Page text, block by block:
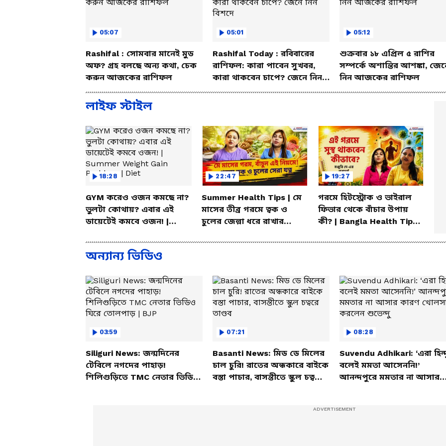
05:07
Rashifal : সোমবার মানেই মুড
অফ? গ্রহ বলছে অন্য কথা, চেক
করুন আজকের রাশিফল
05:01
Rashifal Today : রবিবারের
রাশিফল: কারা পাবেন সুখবর,
কারা থাকবেন চাপে? জেনে নিন
05:12
শুক্রবার ১৮ এপ্রিল ৫ রাশির
সম্পর্কে অশান্তির আশঙ্কা,
নিন আজকের রাশিফল
লাইফ স্টাইল
18:28
GYM করেও ওজন কমছে না?
ভুলটা কোথায়? এবার এই
ডায়েটেই কমবে ওজন! |
Problem | Diet
22:47
Summer Health Tips | মে
মাসের তীব্র গরমে ত্বক ও
চুলের জেল্লা ধরে রাখার
19:27
গরমে হিটস্ট্রোক ও ভাইরাল
ফিভার থেকে বাঁচার উপায়
কী? | Bangla Health Tips |
অন্যান্য ভিডিও
03:59
Siliguri News: জন্মদিনের
টেবিলে নগদের পাহাড়!
শিলিগুড়িতে TMC নেতার ভিডিও
07:21
Basanti News: মিড ডে মিলের
চাল চুরি! রাতের অন্ধকারে বাইকে
বস্তা পাচার, বাসন্তীতে স্কুল চত্বরে
08:28
Suvendu Adhikari: ‘এরা
বলেই মমতা আসেননি!’
আনন্দপুরে মমতার না আসার